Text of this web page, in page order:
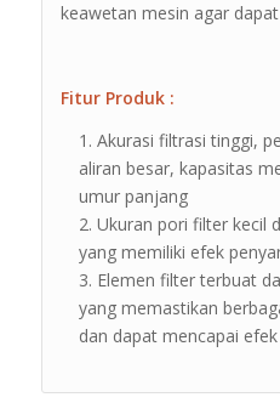
keawetan mesin agar
Fitur Produk :
Akurasi filtrasi tinggi,
aliran besar, kapasitas
umur panjang
Ukuran pori filter kecil
yang memiliki efek
Elemen filter terbuat
yang memastikan
dan dapat mencapai